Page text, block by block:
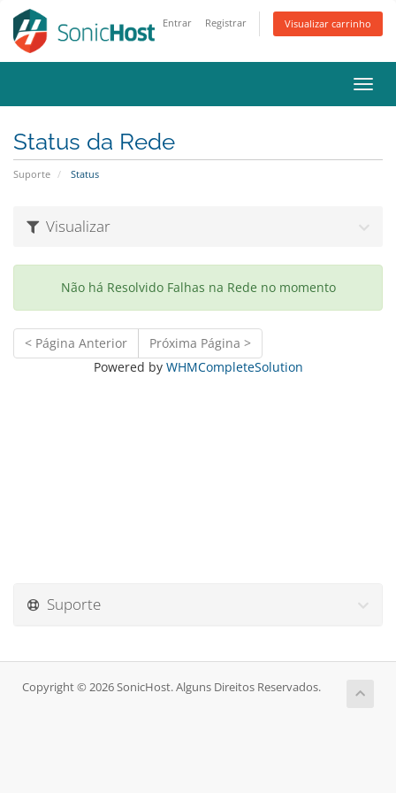
Entrar Registrar Visualizar carrinho
Status da Rede
Suporte Status
Visualizar
Não há Resolvido Falhas na Rede no momento
< Página Anterior
Próxima Página >
Powered by WHMCompleteSolution
Suporte
Copyright © 2026 SonicHost. Alguns Direitos Reservados.